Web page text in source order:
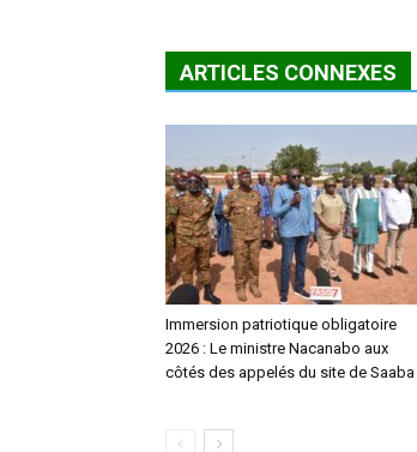
ARTICLES CONNEXES
Immersion patriotique obligatoire
2026 : Le ministre Nacanabo aux
côtés des appelés du site de Saaba